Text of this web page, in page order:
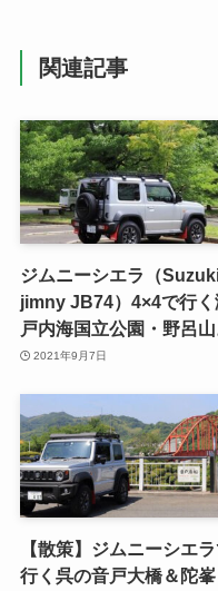
関連記事
ジムニーシエラ（
jimny JB74）4×4で行く
戸内海国立公園・野呂山
2021年9月7日
【散策】ジムニーシエ
行く呉の音戸大橋＆陀峯